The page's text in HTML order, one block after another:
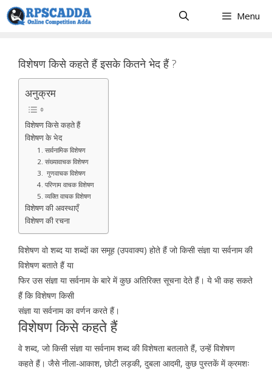
Skip
to
Menu
विशेषण किसे कहते हैं इसके कितने भेद हैं ?
अनुक्रम
विशेषण किसे कहते हैं
विशेषण के भेद
1. सार्वनामिक विशेषण
2. संख्यावाचक विशेषण
3. गुणवाचक विशेषण
4. परिणाम वाचक विशेषण
5. व्यक्ति वाचक विशेषण
विशेषण की अवस्थाएँ
विशेषण की रचना
विशेषण वो शब्द या शब्दों का समूह (उपवाक्य) होते हैं जो किसी संज्ञा या सर्वनाम की
विशेषण बताते हैं या
फिर उस संज्ञा या सर्वनाम के बारे में कुछ अतिरिक्त सूचना देते हैं। ये भी कह सकते
हैं कि विशेषण किसी
संज्ञा या सर्वनाम का वर्णन करते हैं।
विशेषण किसे कहते हैं
वे शब्द, जो किसी संज्ञा या सर्वनाम शब्द की विशेषता बतलाते हैं, उन्हें विशेषण
कहते हैं। जैसे नीला-आकाश, छोटी लड़की, दुबला आदमी, कुछ पुस्तकें में क्रमशः